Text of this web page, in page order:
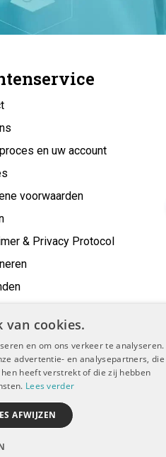
en uw account
voorwaarden
& Privacy Protocol
InStijl Media
van cookies.
en om ons verkeer te analyseren.
advertentie- en analysepartners, die
heeft verstrekt of die zij hebben
Lees verder
AFWIJZEN